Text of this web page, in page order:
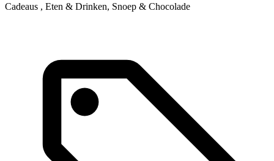
Cadeaus , Eten & Drinken, Snoep & Chocolade